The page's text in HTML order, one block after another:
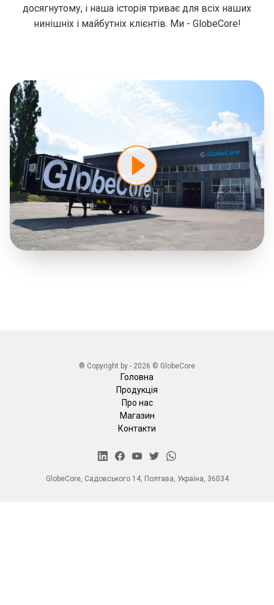
досягнутому, і наша історія триває для всіх наших
нинішніх і майбутніх клієнтів. Ми - GlobeCore!
Головна
Продукція
Про нас
Магазин
Контакти
GlobeCore, Садовського 14, Полтава, Україна, 36034
® Copyright by - 2026 © GlobeCore